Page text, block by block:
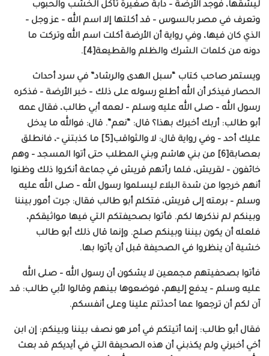
ليشقها، فوجد الأرضة – دابة صغيرة تأكل الخشب والحبوب
وتعرف في مصر بالسوس – قد أكلتها إلا اسم الله – عز وجل –
الذي كان فيها، وفي رواية أن الأرضة أكلت اسم الله وتركت ما
دونه من كلمات الشرك والظلم والقطيعة[4].
ويستمر صاحب كتاب “سبل الهدى والرشاد” في سرد أحداث
الحصار فيذكر أن الله أطلع رسوله على ذلك – خبر الأرضة – فذكره
رسول الله – صلى الله عليه وسلم – لعمه أبي طالب، فقال عمه
أبو طالب: أربك أخبرك بهذا؟ قال: “نعم”. قال: فوالله ما يدخل
عليك أحد – وفي رواية قال: لا والثواقب[5] ما كذبتني -، فانطلق
بعصابة[6] من بني هاشم وبني المطلب حتى أتوا المسجد – وهم
خائفون – لقريش، فلما رأتهم قريش في جماعة أنكروا ذلك وظنوا
أنهم خرجوا من شدة البلاء ليسلموا رسول الله – صلى الله عليه
وسلم – برمته إلى قريش، فتكلم أبو طالب فقال: جرت أمور بيننا
وبينكم لم نذكرها لكم. فأتوا بصحيفتكم التي فيها مواثيقكم،
فلعله أن يكون بيننا وبينكم صلح. وإنما قال ذلك أبو طالب
خشية أن ينظروا في الصحيفة قبل أن يأتوا بها.
فأتوا بصحفيتهم مجمعين لا يشكون أن رسول الله – صلى الله
عليه وسلم – يدفع إليهم، فوضعوها بينهم وقالوا لأبي طالب: قد
آن لكم أن ترجعوا عما أحدثتم علينا وعلى أنفسكم.
فقال أبو طالب: إنما أتيتكم في أمر هو نصف بيننا وبينكم: إن ابن
أخي أخبرني ولم يكذبني أن هذه الصحيفة التي في أيديكم قد بعث